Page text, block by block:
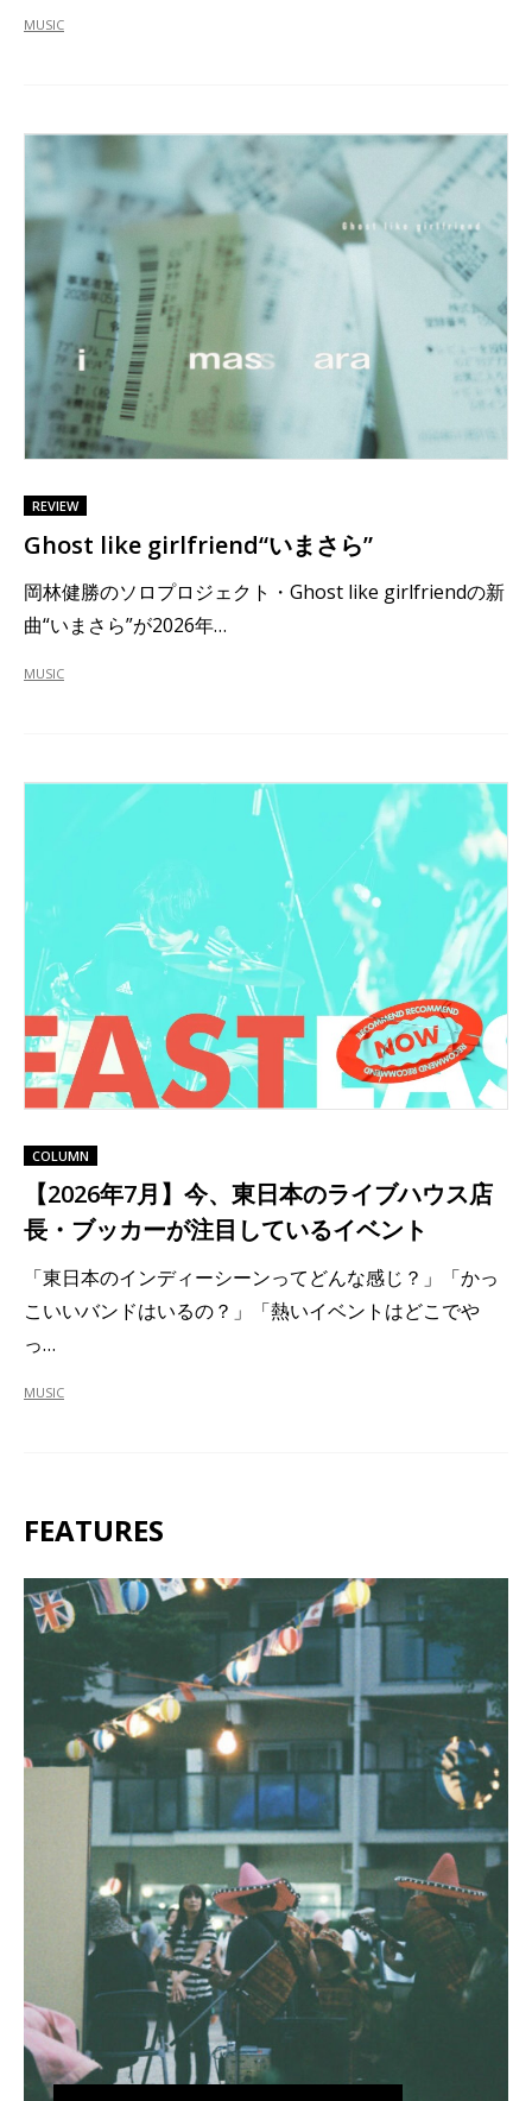
MUSIC
REVIEW
Ghost like girlfriend“いまさら”
岡林健勝のソロプロジェクト・Ghost like girlfriendの新
曲“いまさら”が2026年…
MUSIC
COLUMN
【2026年7月】今、東日本のライブハウス店
長・ブッカーが注目しているイベント
「東日本のインディーシーンってどんな感じ？」「かっ
こいいバンドはいるの？」「熱いイベントはどこでや
っ…
MUSIC
FEATURES